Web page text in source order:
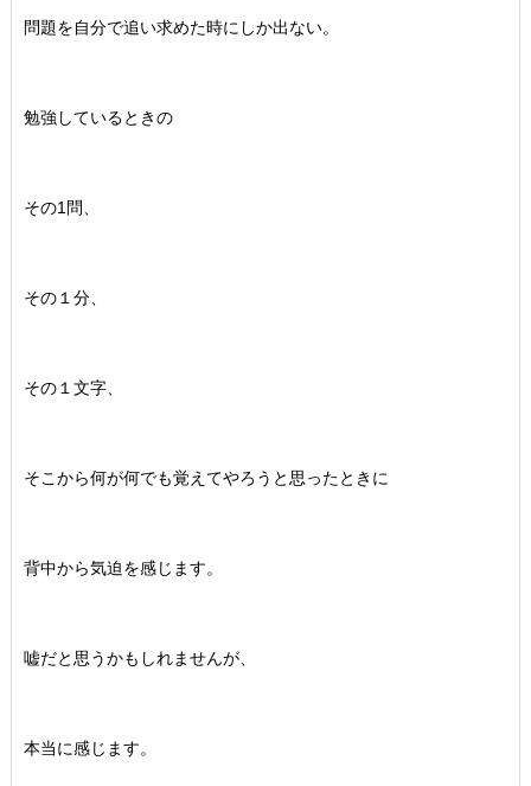
問題を自分で追い求めた時にしか出ない。
勉強しているときの
その1問、
その１分、
その１文字、
そこから何が何でも覚えてやろうと思ったときに
背中から気迫を感じます。
嘘だと思うかもしれませんが、
本当に感じます。